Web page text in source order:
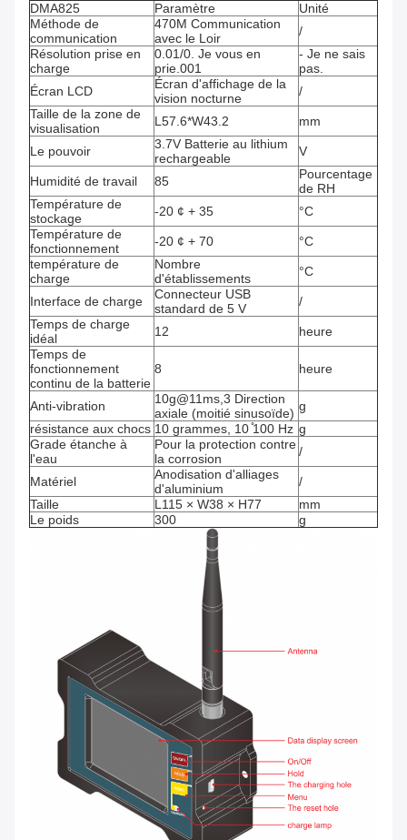
DMA825
Paramètre
Unité
Méthode de
communication
470M Communication
avec le Loir
/
Résolution prise en
charge
0.01/0. Je vous en
prie.001
- Je ne sais
pas.
Écran LCD
Écran d'affichage de la
vision nocturne
/
Taille de la zone de
visualisation
L57.6*W43.2 mm
Le pouvoir
3.7V Batterie au lithium
rechargeable
V
Humidité de travail 85
Pourcentage
de RH
Température de
stockage
-20 ¢ + 35
°C
Température de
fonctionnement
-20 ¢ + 70
°C
température de
charge
Nombre
d'établissements
°C
Interface de charge
Connecteur USB
standard de 5 V
/
Temps de charge
idéal
12
heure
Temps de
fonctionnement
continu de la batterie
8 heure
Anti-vibration
10g@11ms,3 Direction
axiale (moitié sinusoïde) g
résistance aux chocs 10 grammes, 10 ̊100 Hz g
Grade étanche à
l'eau
Pour la protection contre
la corrosion
/
Matériel
Anodisation d'alliages
d'aluminium
/
Taille
L115 × W38 × H77
mm
Le poids
300 g